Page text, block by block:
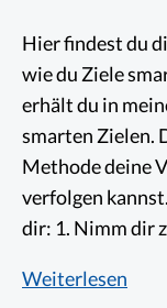
Hier findest du
wie du Ziele
erhält du in
smarten Zielen.
Methode deine
verfolgen
dir: 1. Nimm dir
Weiterlesen